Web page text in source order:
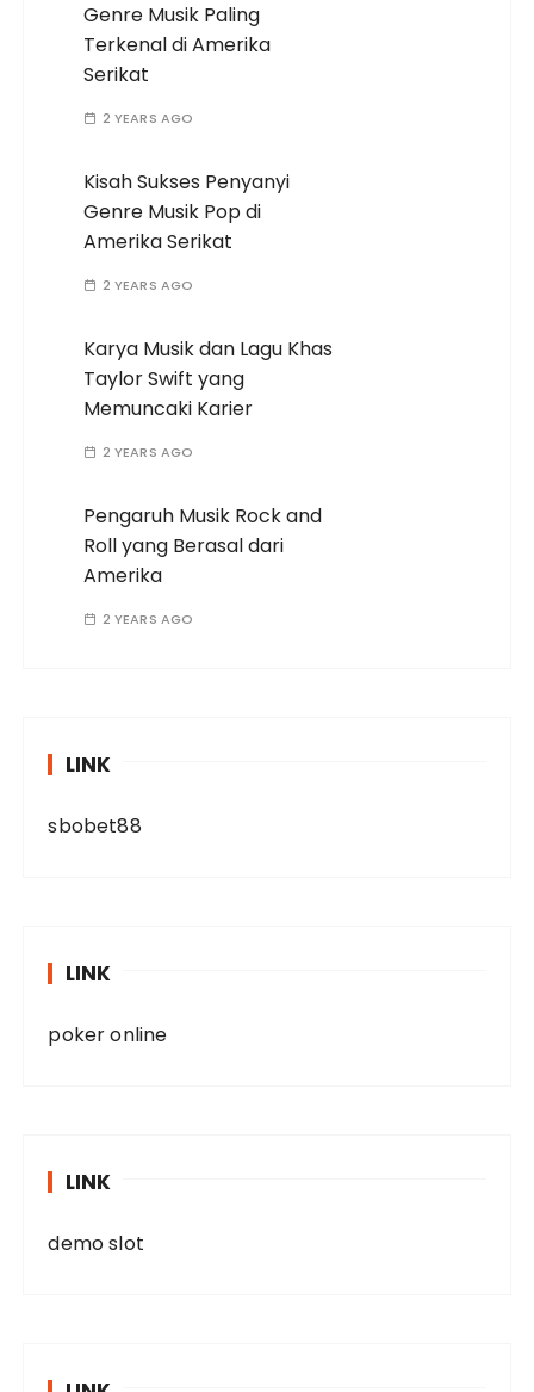
Genre Musik Paling
Terkenal di Amerika
Serikat
2 YEARS AGO
Kisah Sukses Penyanyi
Genre Musik Pop di
Amerika Serikat
2 YEARS AGO
Karya Musik dan Lagu Khas
Taylor Swift yang
Memuncaki Karier
2 YEARS AGO
Pengaruh Musik Rock and
Roll yang Berasal dari
Amerika
2 YEARS AGO
LINK
sbobet88
LINK
poker online
LINK
demo slot